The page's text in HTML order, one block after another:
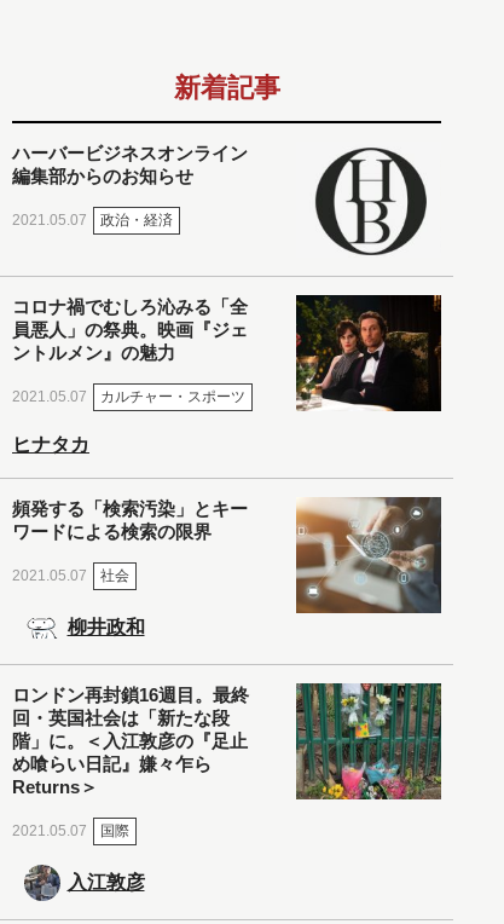
新着記事
ハーバービジネスオンライン
編集部からのお知らせ
2021.05.07 政治・経済
コロナ禍でむしろ沁みる「全
員悪人」の祭典。映画『ジェ
ントルメン』の魅力
2021.05.07 カルチャー・スポーツ
ヒナタカ
頻発する「検索汚染」とキー
ワードによる検索の限界
2021.05.07 社会
柳井政和
ロンドン再封鎖16週目。最終
回・英国社会は「新たな段
階」に。＜入江敦彦の『足止
め喰らい日記』嫌々乍ら
Returns＞
2021.05.07 国際
入江敦彦